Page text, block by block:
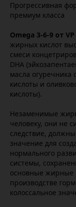
Прогрессивная
премиум класса
Omega 3-6-9 от
жирных кислот
смеси
DHA
масла
кислоты и
кислоты).
Незаменимые
человеку, они не
следствие,
значение для
нормального
системы,
основные жирные
производстве
колоссальное